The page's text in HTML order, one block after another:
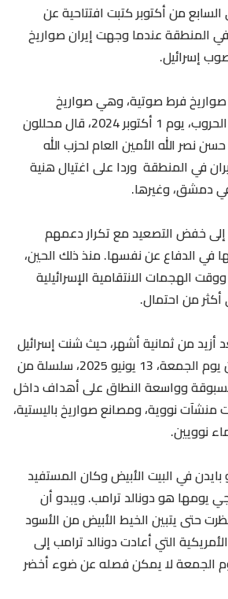
من أكتوبر كتبت افتتاحية عن
في المنطقة عندما وجهت إيران صواريخ
إسرائيل.
فرط صوتية، وهي صواريخ
تُستخدم لأول مرة في الحروب، يوم 1 أكتوبر 2024، قال محللون
نصر الله الأمين العام لحزب الله
في المنطقة وردا على اغتيال هنية
دمشق، وغيرها.
إلى خفض التصعيد مع تكرار دعمهم
في الدفاع عن نفسها. منذ ذلك الحين،
الهجمات الانتقامية الإسرائيلية
أكثر من احتمال.
أزيد من ثمانية أشهر، حيث شنت إسرائيل
في الساعات الأولى من يوم الجمعة، 13 يونيو 2025، سلسلة من
وواسعة النطاق على أهداف داخل
منشآت نووية، ومصانع صواريخ باليستية،
نوويين.
في البيت الأبيض وكان المستفيد
يومها هو دونالد ترامب. ويبدو أن
حتى يتبين الخيط الأبيض من الأسود
التي أعادت دونالد ترامب إلى
الجمعة لا يمكن فصله عن ضوء أخضر